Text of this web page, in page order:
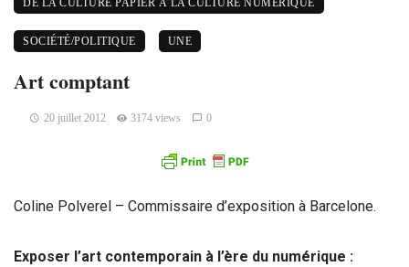
DE LA CULTURE PAPIER À LA CULTURE NUMÉRIQUE
SOCIÉTÉ/POLITIQUE UNE
Art comptant
20 juillet 2012 3174 views 0
Coline Polverel – Commissaire d’exposition à Barcelone.
Exposer l’art contemporain à l’ère du numérique :